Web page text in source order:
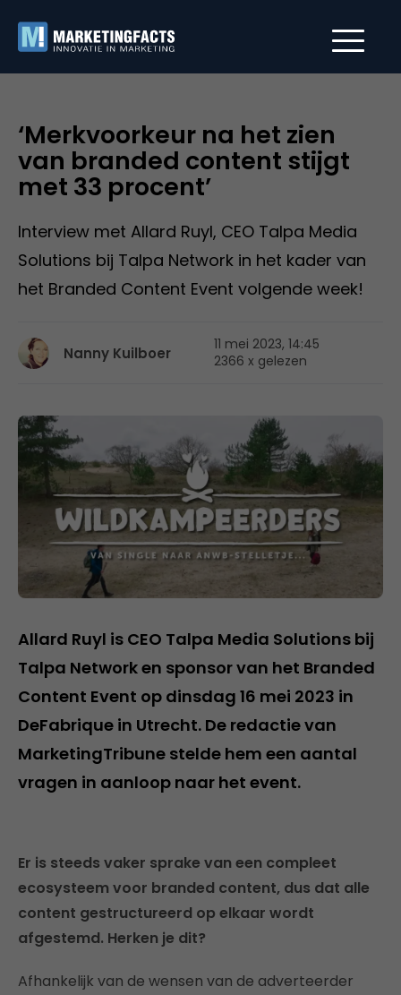
‘Merkvoorkeur na het zien
van branded content stijgt
met 33 procent’
Interview met Allard Ruyl, CEO Talpa Media
Solutions bij Talpa Network in het kader van
het Branded Content Event volgende week!
Nanny Kuilboer
11 mei 2023, 14:45
2366 x gelezen
Allard Ruyl is CEO Talpa Media Solutions bij
Talpa Network en sponsor van het Branded
Content Event op dinsdag 16 mei 2023 in
DeFabrique in Utrecht. De redactie van
MarketingTribune stelde hem een aantal
vragen in aanloop naar het event.
Er is steeds vaker sprake van een compleet
ecosysteem voor branded content, dus dat alle
content gestructureerd op elkaar wordt
afgestemd. Herken je dit?
Afhankelijk van de wensen van de adverteerder